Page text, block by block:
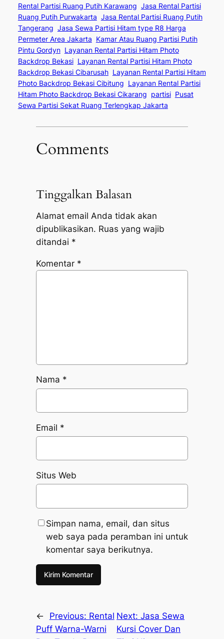
Rental Partisi Ruang Putih Karawang Jasa Rental Partisi
Ruang Putih Purwakarta Jasa Rental Partisi Ruang Putih
Tangerang Jasa Sewa Partisi Hitam type R8 Harga
Permeter Area Jakarta Kamar Atau Ruang Partisi Putih
Pintu Gordyn Layanan Rental Partisi Hitam Photo
Backdrop Bekasi Layanan Rental Partisi Hitam Photo
Backdrop Bekasi Cibarusah Layanan Rental Partisi Hitam
Photo Backdrop Bekasi Cibitung Layanan Rental Partisi
Hitam Photo Backdrop Bekasi Cikarang partisi Pusat
Sewa Partisi Sekat Ruang Terlengkap Jakarta
Comments
Tinggalkan Balasan
Alamat email Anda tidak akan
dipublikasikan. Ruas yang wajib
ditandai *
Komentar *
Nama *
Email *
Situs Web
Simpan nama, email, dan situs
web saya pada peramban ini untuk
komentar saya berikutnya.
← Previous: Rental
Puff Warna-Warni
Next:Jasa Sewa
Kursi Cover Dan